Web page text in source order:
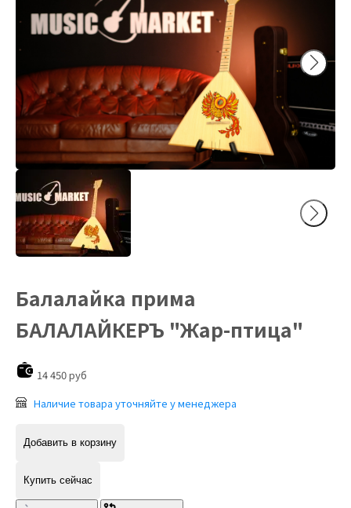
Балалайка прима
БАЛАЛАЙКЕРЪ "Жар-птица"
14 450 руб
Наличие товара уточняйте у менеджера
Добавить в корзину
Купить сейчас